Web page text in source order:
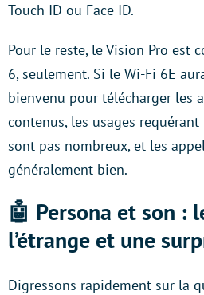
Touch ID ou Face ID.
Pour le reste, le Vision Pro est
6, seulement. Si le Wi-Fi 6E
bienvenu pour télécharger les
contenus, les usages
sont pas nombreux, et les
généralement bien.
🤖 Persona et son :
l’étrange et une
Digressons rapidement sur la